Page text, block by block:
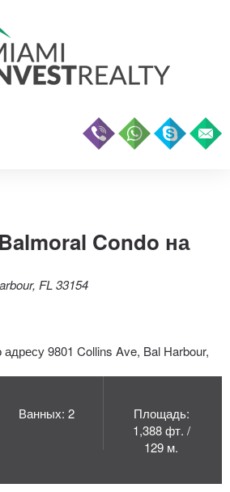
Condo на
FL 33154
Ванных: 2
Площадь:
1,388 фт. /
129 м.